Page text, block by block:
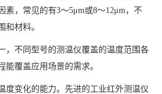
素，常见的有3～5μm或8～12μm，不
和材料。
，不同型号的测温仪覆盖的温度范围各
能覆盖应用场景的需求。
度变化的能力。先进的工业红外测温仪